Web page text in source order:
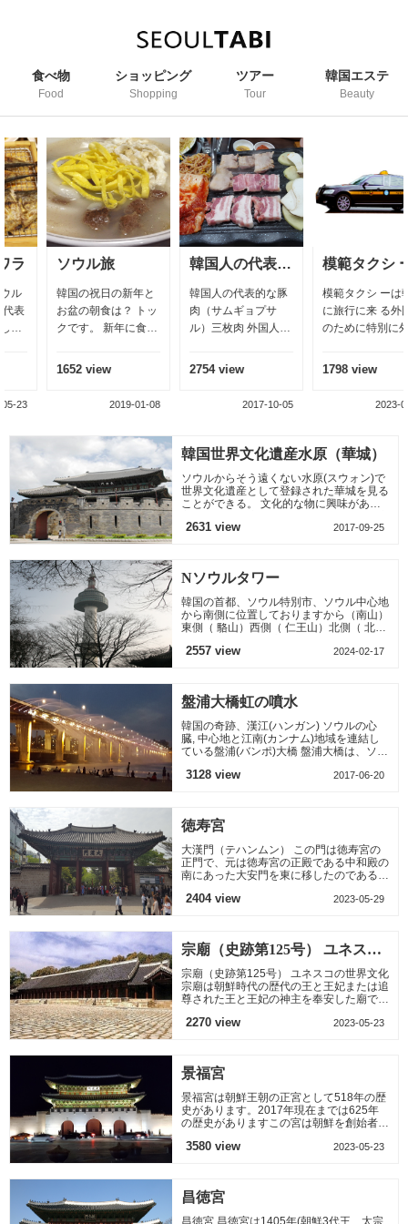
食べ物
Food
ショッピング
Shopping
ツアー
Tour
韓国エステ
Beauty
ソウル旅
韓国の祝日の新年と
お盆の朝食は？ トッ
クです。 新年に食べ
年も健康と長い生命
1652 view
2019-01-08
韓国人の代表料理（サムギョプサル）三枚肉
韓国人の代表的な豚
肉（サムギョプサ
ル）三枚肉 外国人が
サムギョプサル 三枚
分が3回重
2754 view
2017-10-05
模範タクシ ー
模範タクシ ーは韓 国
に旅行に来 る外国人
のために特別に外 国
募集し、車体を 黒 、
1798 view
2023-05-23
韓国世界文化遺産水原（華城）
ソウルからそう遠くない水原(スウォン)で
世界文化遺産として登録された華城を見る
ことができる。 文化的な物に興味がある
を鑑賞するのもいい
2631 view 2017-09-25
Nソウルタワー
韓国の首都、ソウル特別市、ソウル中心地
から南側に位置しておりますから（南山）
東側（ 駱山）西側（ 仁王山）北側（ 北岳
ます、 南山の高さ2
2557 view 2024-02-17
盤浦大橋虹の噴水
韓国の奇跡、漢江(ハンガン) ソウルの心
臓, 中心地と江南(カンナム)地域を連結し
ている盤浦(バンポ)大橋 盤浦大橋は、ソウ
なっている橋(下の橋
3128 view 2017-06-20
徳寿宮
大漢門（テハンムン） この門は徳寿宮の
正門で、元は徳寿宮の正殿である中和殿の
南にあった大安門を東に移したのである。
(1906)年に重建し、高宗皇帝
2404 view 2023-05-29
宗廟（史跡第125号） ユネスコ
の世界文化
宗廟（史跡第125号） ユネスコの世界文化
宗廟は朝鮮時代の歴代の王と王妃または追
尊された王と王妃の神主を奉安した廟であ
め、別廟の永寧殿と典祀
2270 view 2023-05-23
景福宮
景福宮は朝鮮王朝の正宮として518年の歴
史があります。2017年現在までは625年
の歴史がありますこの宮は朝鮮を創始者で
際、新しい王朝の宮殿とし
3580 view 2023-05-23
昌徳宮
昌徳宮 昌徳宮は1405年(朝鮮3代王、太宗